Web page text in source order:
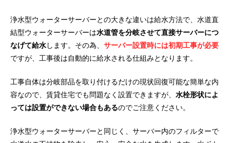
浄水型ウォーターサーバーとの大きな違いは給水方法で、水道直
結型ウォーターサーバーは水道管を分岐させて直接サーバーにつ
なげて給水します。その為、 サーバー設置時には初期工事が必要
ですが、工事後は自動的に給水される仕組みとなります。
工事自体は分岐部品を取り付けるだけの現状回復可能な簡単な内
容なので、賃貸住宅でも問題なく設置できますが、 水栓形状によ
っては設置ができない場合もあるのでご注意ください。
浄水型ウォーターサーバーと同じく、サーバー内のフィルターで